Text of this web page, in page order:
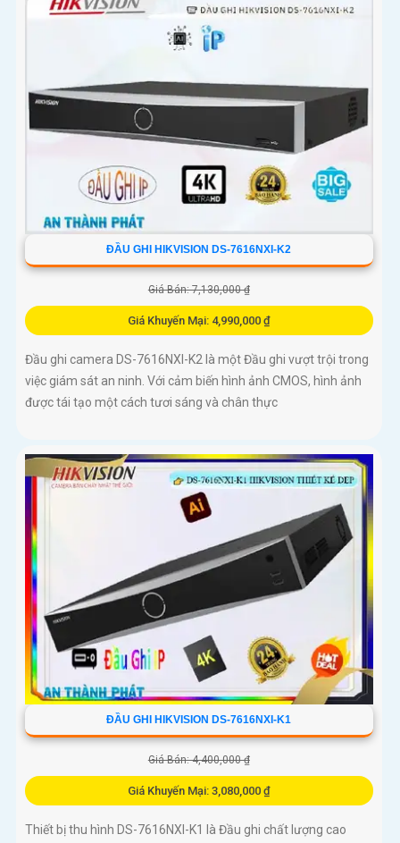
ĐẦU GHI HIKVISION DS-7616NXI-K2
Giá Bán: 7,130,000 ₫
Giá Khuyến Mại: 4,990,000 ₫
Đầu ghi camera DS-7616NXI-K2 là một Đầu ghi vượt trội trong
việc giám sát an ninh. Với cảm biến hình ảnh CMOS, hình ảnh
được tái tạo một cách tươi sáng và chân thực
ĐẦU GHI HIKVISION DS-7616NXI-K1
Giá Bán: 4,400,000 ₫
Giá Khuyến Mại: 3,080,000 ₫
Thiết bị thu hình DS-7616NXI-K1 là Đầu ghi chất lượng cao